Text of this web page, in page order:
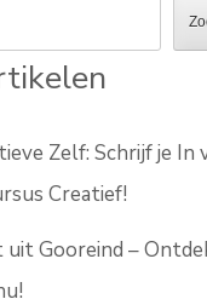
Zelf: Schrijf je In
Creatief!
Gooreind –